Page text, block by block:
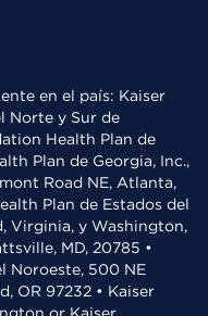
en el país: Kaiser
Norte y Sur de
Health Plan de
Plan de Georgia, Inc.,
Road NE, Atlanta,
Plan de Estados del
Virginia, y Washington,
MD, 20785 •
Noroeste, 500 NE
OR 97232 • Kaiser